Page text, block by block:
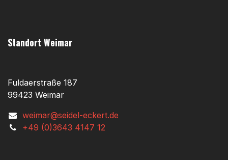
Standort Weimar
Fuldaerstraße 187
99423 Weimar
weimar@seidel-eckert.de
+49 (0)3643 4147 12